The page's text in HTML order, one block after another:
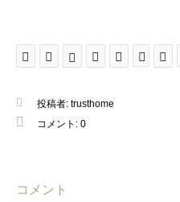
投稿者: trusthome
コメント: 0
コメント